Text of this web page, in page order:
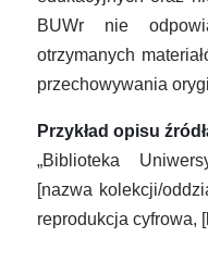
BUWr nie
otrzymanych
przechowywania
Przykład opisu
„Biblioteka
[nazwa kolekcji/
reprodukcja cyfrowa,